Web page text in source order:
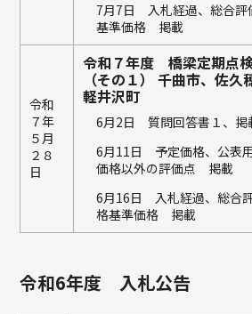
7月7日 入札経過、総合評
基準価格 掲載
令和
７年
５月
２８
日
令和７年度 橋梁定期点
（その１） 千曲市、佐久
軽井沢町
6月2日 質問回答書１、掲
6月11日 予定価格、公表用
価格以外の評価点 掲載
6月16日 入札経過、総合
格基準価格 掲載
令和6年度 入札公告